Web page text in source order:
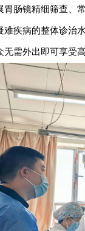
肠镜精细筛查
疾病的整体诊
需外出即可享受